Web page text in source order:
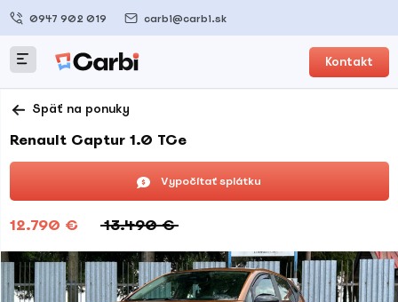
0947 902 019 carbi@carbi.sk
Kontakt
Späť na ponuky
Renault Captur 1.0 TCe
Vypočítať splátku
12.790 € 13.490 €